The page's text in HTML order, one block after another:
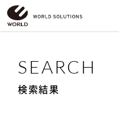
SEARCH
検索結果